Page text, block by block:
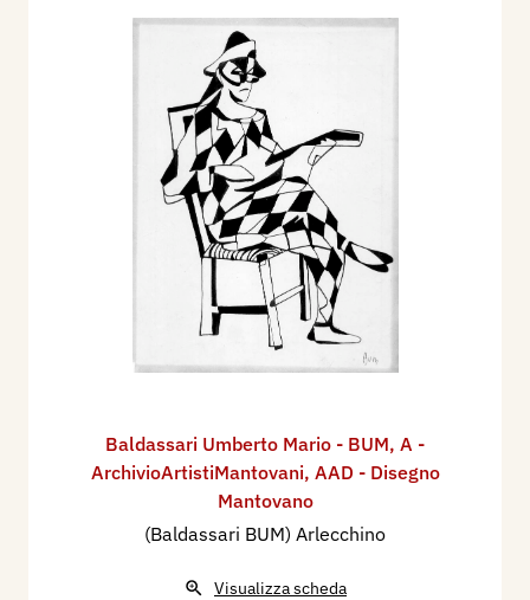
Baldassari Umberto Mario - BUM, A -
ArchivioArtistiMantovani, AAD - Disegno
Mantovano
(Baldassari BUM) Arlecchino
Visualizza scheda